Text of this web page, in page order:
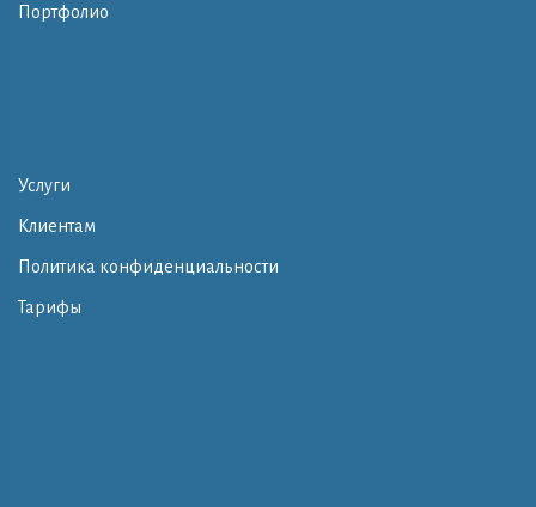
Портфолио
Услуги
Клиентам
Политика конфиденциальности
Тарифы